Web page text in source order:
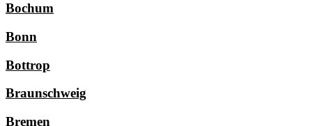
Bochum
Bonn
Bottrop
Braunschweig
Bremen